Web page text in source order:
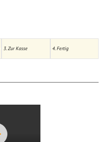
3. Zur Kasse 4. Fertig